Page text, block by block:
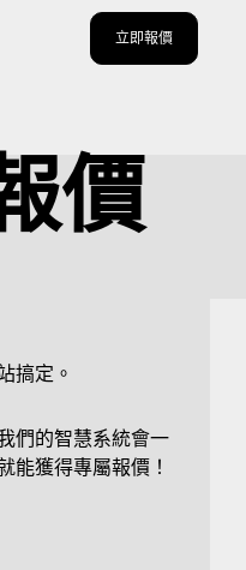
立即報價
價
搞定。
們的智慧系統會一
能獲得專屬報價！